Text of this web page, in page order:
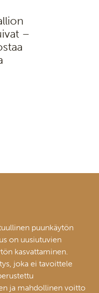
–
puunkäytön
on uusiutuvien
kasvattaminen.
joka ei tavoittele
ja mahdollinen voitto